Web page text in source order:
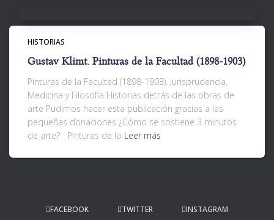
HISTORIAS
Gustav Klimt. Pinturas de la Facultad (1898-1903)
Pinturas de la Facultad (1898-1903). Jurisprudencia,
Medicina y Filosofía Historias detrás de las obras de
arte Pudimos hacer esta publicación gracias a las
pequeñas donaciones ¿Cómo se sostiene 3 minutos
de arte? Pinturas de la Leer más
FACEBOOK TWITTER INSTAGRAM